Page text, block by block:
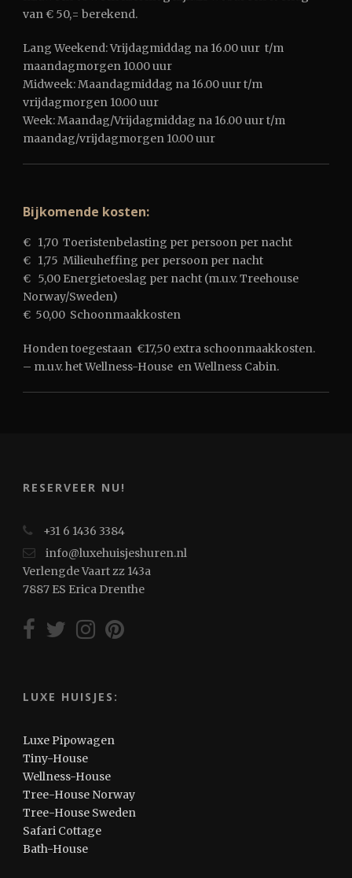
van € 50,= berekend.
Lang Weekend: Vrijdagmiddag na 16.00 uur t/m
maandagmorgen 10.00 uur
Midweek: Maandagmiddag na 16.00 uur t/m
vrijdagmorgen 10.00 uur
Week: Maandag/Vrijdagmiddag na 16.00 uur t/m
maandag/vrijdagmorgen 10.00 uur
Bijkomende kosten:
€ 1,70 Toeristenbelasting per persoon per nacht
€ 1,75 Milieuheffing per persoon per nacht
€ 5,00 Energietoeslag per nacht (m.u.v. Treehouse
Norway/Sweden)
€ 50,00 Schoonmaakkosten
Honden toegestaan €17,50 extra schoonmaakkosten.
– m.u.v. het Wellness-House en Wellness Cabin.
RESERVEER NU!
+31 6 1436 3384
info@luxehuisjeshuren.nl
Verlengde Vaart zz 143a
7887 ES Erica Drenthe
LUXE HUISJES:
Luxe Pipowagen
Tiny-House
Wellness-House
Tree-House Norway
Tree-House Sweden
Safari Cottage
Bath-House